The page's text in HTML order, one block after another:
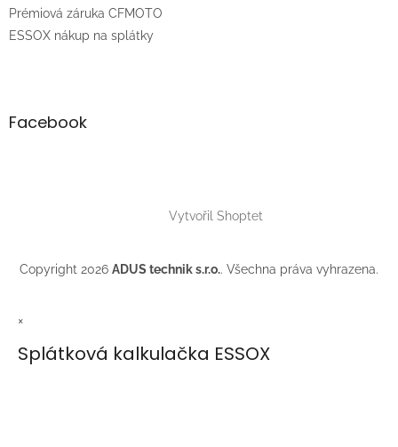
Prémiová záruka CFMOTO
ESSOX nákup na splátky
Facebook
Vytvořil Shoptet
Copyright 2026 ADUS technik s.r.o.. Všechna práva vyhrazena.
×
Splátková kalkulačka ESSOX